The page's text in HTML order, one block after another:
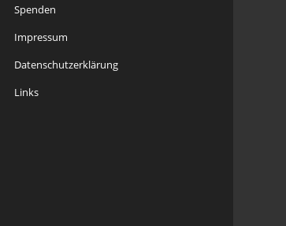
Spenden
Impressum
Datenschutzerklärung
Links